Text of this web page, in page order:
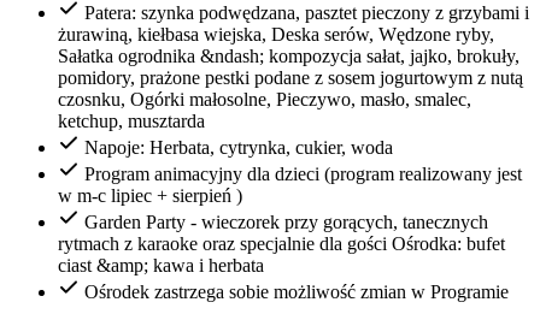
Patera: szynka podwędzana, pasztet pieczony z grzybami i
żurawiną, kiełbasa wiejska, Deska serów, Wędzone ryby,
Sałatka ogrodnika &ndash; kompozycja sałat, jajko, brokuły,
pomidory, prażone pestki podane z sosem jogurtowym z nutą
czosnku, Ogórki małosolne, Pieczywo, masło, smalec,
ketchup, musztarda
Napoje: Herbata, cytrynka, cukier, woda
Program animacyjny dla dzieci (program realizowany jest
w m-c lipiec + sierpień )
Garden Party - wieczorek przy gorących, tanecznych
rytmach z karaoke oraz specjalnie dla gości Ośrodka: bufet
ciast &amp; kawa i herbata
Ośrodek zastrzega sobie możliwość zmian w Programie